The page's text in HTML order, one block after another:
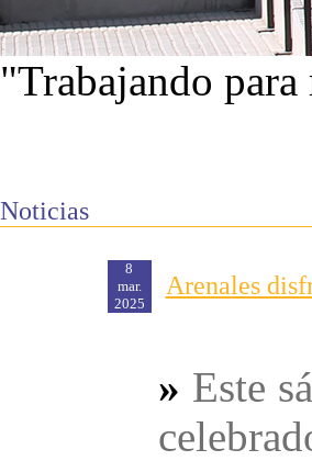
"Trabajando
Noticias
8
mar.
2025
Arenales
» Este